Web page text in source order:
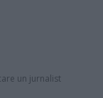
un jurnalist